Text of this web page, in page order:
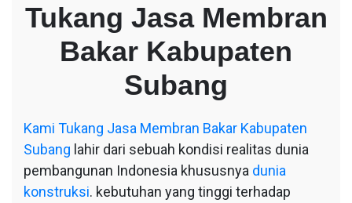
Jasa
Membran
Bakar
Kabupaten
Tukang Jasa Membran
Bakar Kabupaten
Subang
Kami Tukang Jasa Membran Bakar Kabupaten
Subang lahir dari sebuah kondisi realitas dunia
pembangunan Indonesia khususnya dunia
konstruksi. kebutuhan yang tinggi terhadap